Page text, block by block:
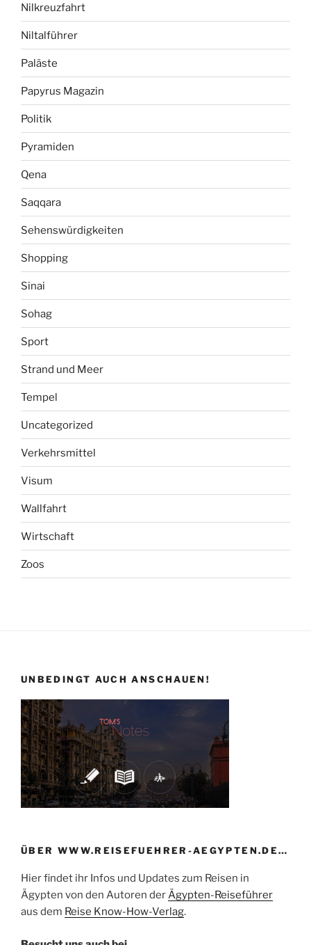
Nilkreuzfahrt
Niltalführer
Paläste
Papyrus Magazin
Politik
Pyramiden
Qena
Saqqara
Sehenswürdigkeiten
Shopping
Sinai
Sohag
Sport
Strand und Meer
Tempel
Uncategorized
Verkehrsmittel
Visum
Wallfahrt
Wirtschaft
Zoos
UNBEDINGT AUCH ANSCHAUEN!
ÜBER WWW.REISEFUEHRER-AEGYPTEN.DE…
Hier findet ihr Infos und Updates zum Reisen in
Ägypten von den Autoren derÄgypten-Reiseführer
aus dem Reise Know-How-Verlag.